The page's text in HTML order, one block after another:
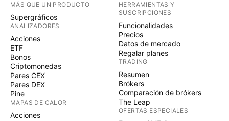
MÁS QUE UN PRODUCTO
Supergráficos
ANALIZADORES
Acciones
ETF
Bonos
Criptomonedas
Pares CEX
Pares DEX
Pine
MAPAS DE CALOR
Acciones
HERRAMIENTAS Y
SUSCRIPCIONES
Funcionalidades
Precios
Datos de mercado
Regalar planes
TRADING
Resumen
Brókers
Comparación de brókers
The Leap
OFERTAS ESPECIALES